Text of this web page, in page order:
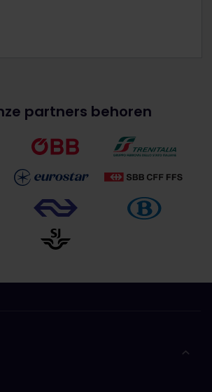
partners behoren